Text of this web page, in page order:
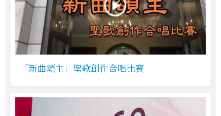
「新曲頌主」聖歌創作合唱比賽